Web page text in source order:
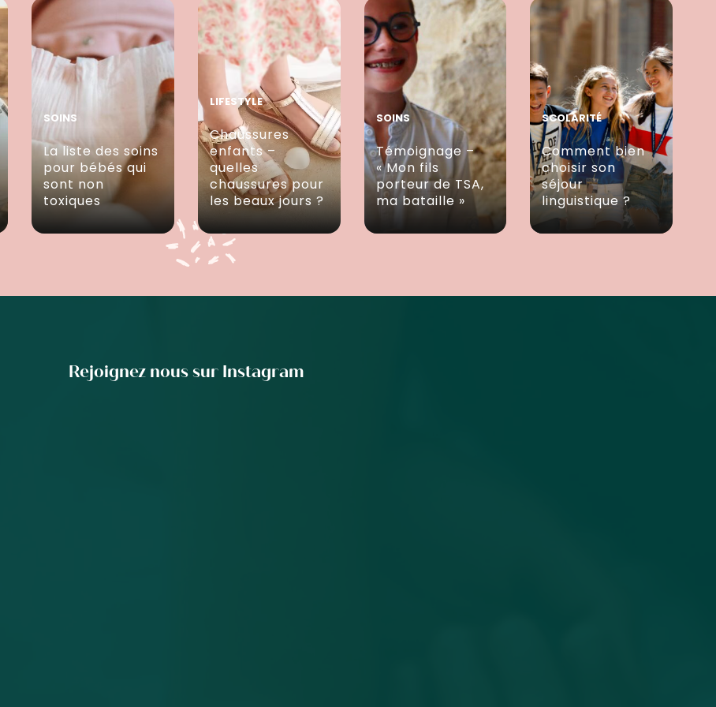
SOINS
La liste des soins
pour bébés qui
sont non
toxiques
LIFESTYLE
Chaussures
enfants –
quelles
chaussures pour
les beaux jours ?
SOINS
Témoignage –
« Mon fils
porteur de TSA,
ma bataille »
SCOLARITÉ
Comment bien
choisir son
séjour
linguistique ?
Rejoignez nous sur Instagram